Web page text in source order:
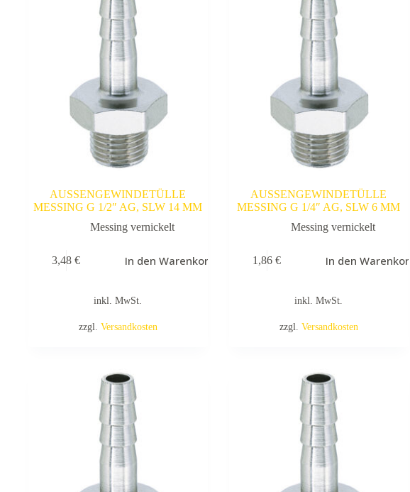
AUSSENGEWINDETÜLLE
MESSING G 1/2″ AG, SLW 14 MM
Messing vernickelt
3,48€ In den Warenkorb
inkl. MwSt.
zzgl. Versandkosten
AUSSENGEWINDETÜLLE
MESSING G 1/4″ AG, SLW 6 MM
Messing vernickelt
1,86€ In den Warenkorb
inkl. MwSt.
zzgl. Versandkosten